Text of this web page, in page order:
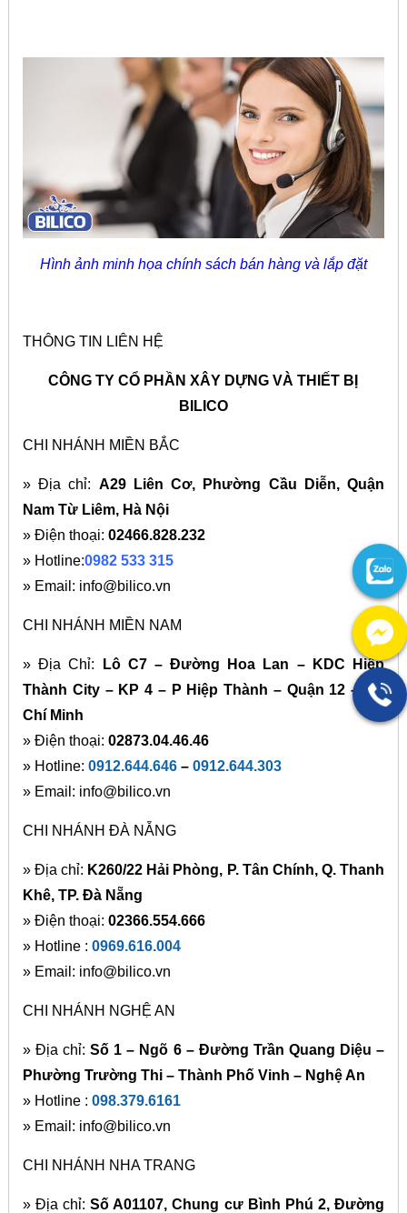
Hình ảnh minh họa chính sách bán hàng và lắp đặt
THÔNG TIN LIÊN HỆ
CÔNG TY CỔ PHẦN XÂY DỰNG VÀ THIẾT BỊ
BILICO
CHI NHÁNH MIỀN BẮC
» Địa chỉ: A29 Liên Cơ, Phường Cầu Diễn, Quận
Nam Từ Liêm, Hà Nội
» Điện thoại: 02466.828.232
» Hotline:0982 533 315
» Email: info@bilico.vn
CHI NHÁNH MIỀN NAM
» Địa Chỉ: Lô C7 – Đường Hoa Lan – KDC Hiệp
Thành City – KP 4 – P Hiệp Thành – Quận 12 – Hồ
Chí Minh
» Điện thoại: 02873.04.46.46
» Hotline: 0912.644.646– 0912.644.303
» Email: info@bilico.vn
CHI NHÁNH ĐÀ NẴNG
» Địa chỉ: K260/22 Hải Phòng, P. Tân Chính, Q. Thanh
Khê, TP. Đà Nẵng
» Điện thoại: 02366.554.666
» Hotline : 0969.616.004
» Email: info@bilico.vn
CHI NHÁNH NGHỆ AN
» Địa chỉ:Số 1 – Ngõ 6 – Đường Trần Quang Diệu –
Phường Trường Thi – Thành Phố Vinh – Nghệ An
» Hotline : 098.379.6161
» Email: info@bilico.vn
CHI NHÁNH NHA TRANG
» Địa chỉ:Số A01107, Chung cư Bình Phú 2, Đường